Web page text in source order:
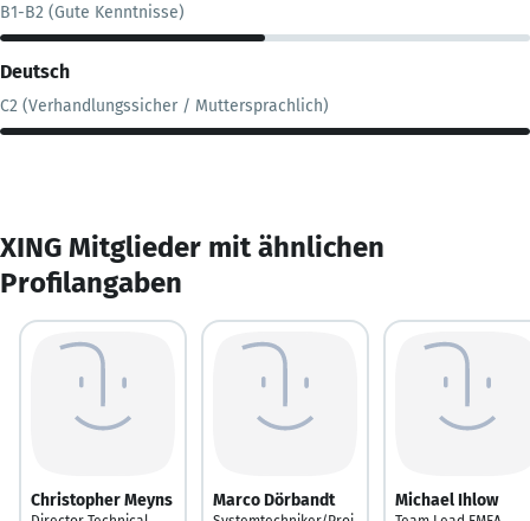
B1-B2 (Gute Kenntnisse)
Deutsch
C2 (Verhandlungssicher / Muttersprachlich)
XING Mitglieder mit ähnlichen
Profilangaben
Christopher Meyns Marco Dörbandt Michael Ihlow